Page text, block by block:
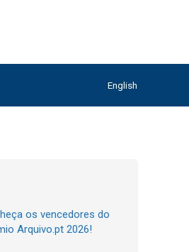
English
os vencedores do
Arquivo.pt 2026!